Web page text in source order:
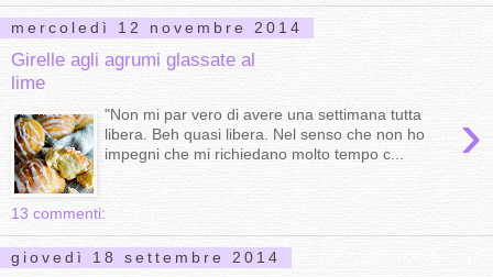
mercoledì 12 novembre 2014
Girelle agli agrumi glassate al
lime
›
"Non mi par vero di avere una settimana tutta
libera. Beh quasi libera. Nel senso che non ho
impegni che mi richiedano molto tempo c...
13 commenti:
giovedì 18 settembre 2014